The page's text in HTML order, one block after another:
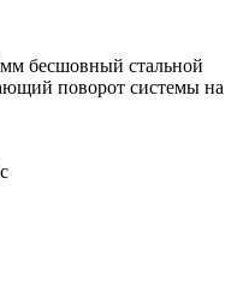
бесшовный стальной
поворот системы на